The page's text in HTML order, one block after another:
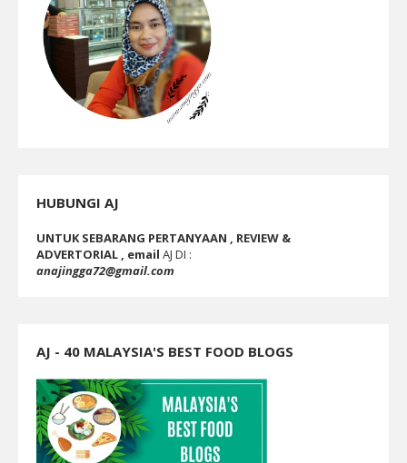
HUBUNGI AJ
UNTUK SEBARANG PERTANYAAN , REVIEW &
ADVERTORIAL , email AJ DI :
anajingga72@gmail.com
AJ - 40 MALAYSIA'S BEST FOOD BLOGS